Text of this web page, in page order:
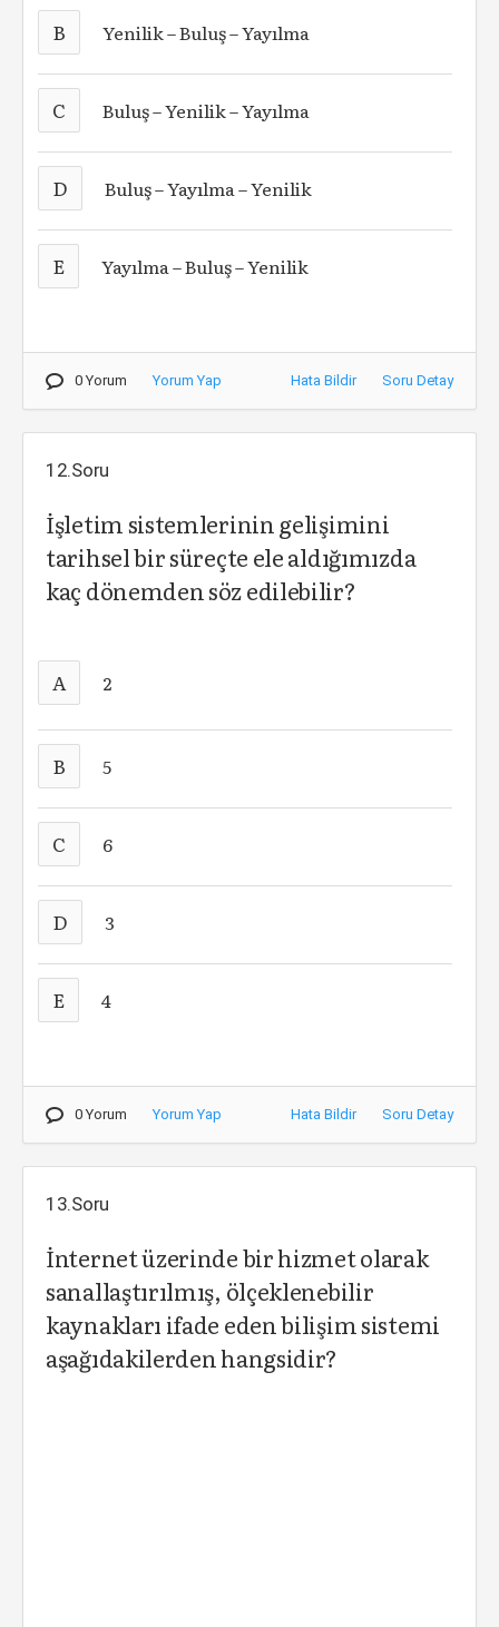
B Yenilik – Buluş – Yayılma
C Buluş – Yenilik – Yayılma
D Buluş – Yayılma – Yenilik
E Yayılma – Buluş – Yenilik
0 Yorum Yorum Yap Hata Bildir Soru Detay
12.Soru
İşletim sistemlerinin gelişimini
tarihsel bir süreçte ele aldığımızda
kaç dönemden söz edilebilir?
A 2
B 5
C 6
D 3
E 4
0 Yorum Yorum Yap Hata Bildir Soru Detay
13.Soru
İnternet üzerinde bir hizmet olarak
sanallaştırılmış, ölçeklenebilir
kaynakları ifade eden bilişim sistemi
aşağıdakilerden hangsidir?